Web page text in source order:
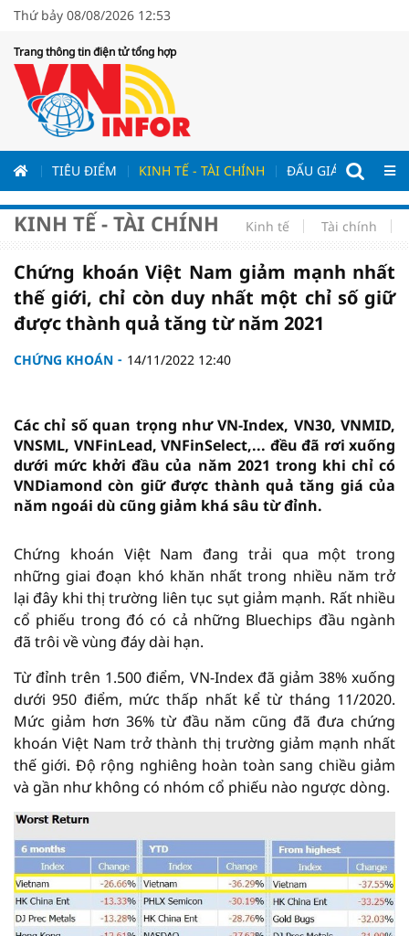
Thứ bảy 08/08/2026 12:53
Trang thông tin điện tử tổng hợp
TIÊU ĐIỂM KINH TẾ - TÀI CHÍNH ĐẤU GIÁ - ĐẤU
KINH TẾ - TÀI CHÍNH Kinh tế Tài chính
Chứng khoán Việt Nam giảm mạnh nhất
thế giới, chỉ còn duy nhất một chỉ số giữ
được thành quả tăng từ năm 2021
CHỨNG KHOÁN 14/11/2022 12:40
Các chỉ số quan trọng như VN-Index, VN30, VNMID,
VNSML, VNFinLead, VNFinSelect,... đều đã rơi xuống
dưới mức khởi đầu của năm 2021 trong khi chỉ có
VNDiamond còn giữ được thành quả tăng giá của
năm ngoái dù cũng giảm khá sâu từ đỉnh.
Chứng khoán Việt Nam đang trải qua một trong
những giai đoạn khó khăn nhất trong nhiều năm trở
lại đây khi thị trường liên tục sụt giảm mạnh. Rất nhiều
cổ phiếu trong đó có cả những Bluechips đầu ngành
đã trôi về vùng đáy dài hạn.
Từ đỉnh trên 1.500 điểm, VN-Index đã giảm 38% xuống
dưới 950 điểm, mức thấp nhất kể từ tháng 11/2020.
Mức giảm hơn 36% từ đầu năm cũng đã đưa chứng
khoán Việt Nam trở thành thị trường giảm mạnh nhất
thế giới. Độ rộng nghiêng hoàn toàn sang chiều giảm
và gần như không có nhóm cổ phiếu nào ngược dòng.